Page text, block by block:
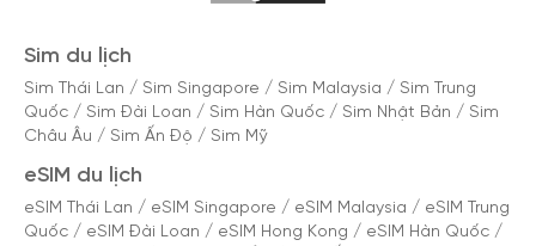
Sim du lịch
Sim Thái Lan / Sim Singapore / Sim Malaysia / Sim Trung
Quốc / Sim Đài Loan / Sim Hàn Quốc / Sim Nhật Bản / Sim
Châu Âu / Sim Ấn Độ / Sim Mỹ
eSIM du lịch
eSIM Thái Lan / eSIM Singapore / eSIM Malaysia / eSIM Trung
Quốc / eSIM Đài Loan / eSIM Hong Kong / eSIM Hàn Quốc /